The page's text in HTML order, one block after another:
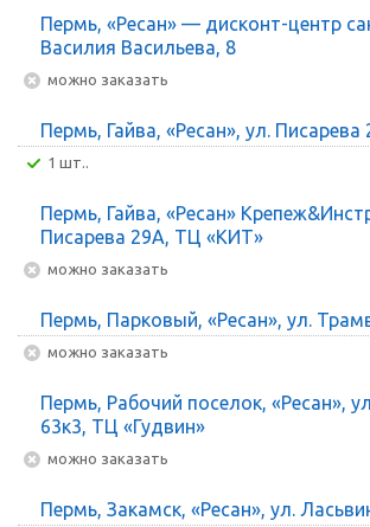
Пермь, «Ресан» — дисконт-центр
Василия Васильева, 8
Можно заказать
Пермь, Гайва, «Ресан», ул.
1 шт..
Пермь, Гайва, «Ресан»
Писарева 29А, ТЦ «КИТ»
Можно заказать
Пермь, Парковый, «Ресан», ул.
Можно заказать
Пермь, Рабочий поселок, «Ресан»,
63к3, ТЦ «Гудвин»
Можно заказать
Пермь, Закамск, «Ресан», ул.